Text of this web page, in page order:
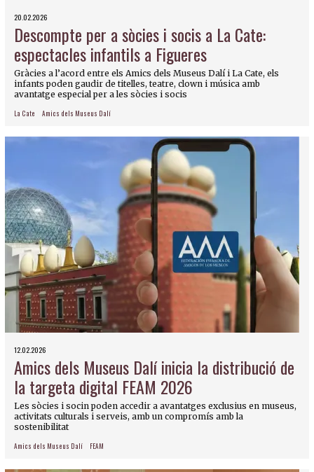
20.02.2026
Descompte per a sòcies i socis a La Cate:
espectacles infantils a Figueres
Gràcies a l’acord entre els Amics dels Museus Dalí i La Cate, els
infants poden gaudir de titelles, teatre, clown i música amb
avantatge especial per a les sòcies i socis
La Cate Amics dels Museus Dalí
12.02.2026
Amics dels Museus Dalí inicia la distribució de
la targeta digital FEAM 2026
Les sòcies i socin poden accedir a avantatges exclusius en museus,
activitats culturals i serveis, amb un compromís amb la
sostenibilitat
Amics dels Museus Dalí FEAM